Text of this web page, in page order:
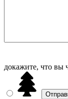
докажите, что вы